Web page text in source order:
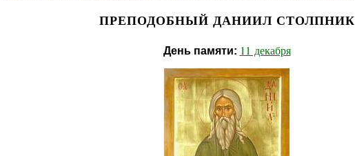
ПРЕПОДОБНЫЙ ДАНИИЛ СТОЛПНИК
День памяти: 11 декабря